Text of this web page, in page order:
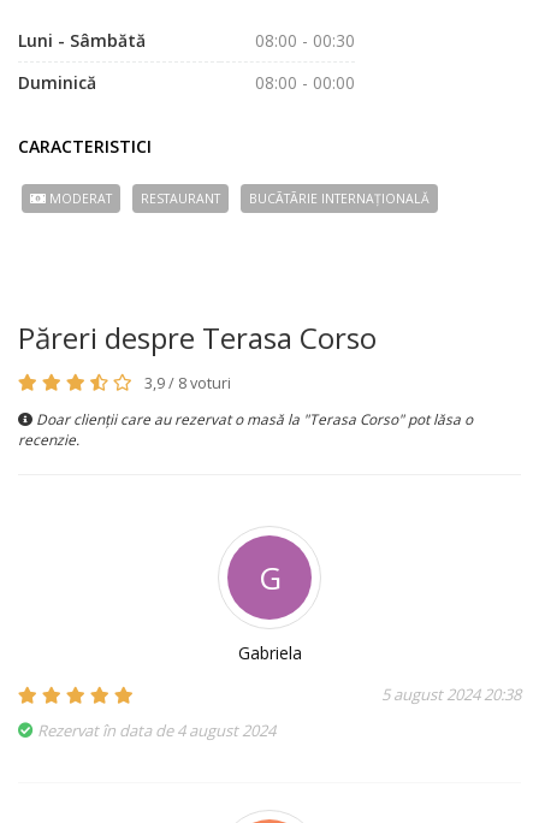
Luni - Sâmbătă
08:00 - 00:30
Duminică
08:00 - 00:00
CARACTERISTICI
MODERAT RESTAURANT BUCÃTÃRIE INTERNAȚIONALĂ
Păreri despre Terasa Corso
3,9 / 8 voturi
Doar clienții care au rezervat o masă la "Terasa Corso" pot lăsa o
recenzie.
G
Gabriela
5 august 2024 20:38
Rezervat în data de 4 august 2024